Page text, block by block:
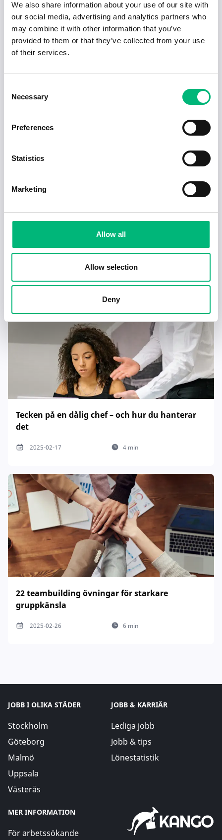
We also share information about your use of our site with
our social media, advertising and analytics partners who
may combine it with other information that you’ve
provided to them or that they’ve collected from your use
of their services.
Selection
Necessary
Preferences
Statistics
Marketing
Allow all
Allow selection
Deny
Jobb för dig som är introvert
5 min
Tecken på en dålig chef – och hur du hanterar
det
2025-02-17 4 min
22 teambuilding övningar för starkare
gruppkänsla
2025-02-26 6 min
JOBB I OLIKA STÄDER
Stockholm
Göteborg
Malmö
Uppsala
Västerås
JOBB & KARRIÄR
Lediga jobb
Jobb & tips
Lönestatistik
MER INFORMATION
För arbetssökande